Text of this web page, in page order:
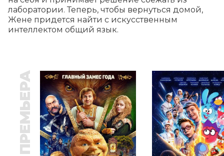
лаборатории. Теперь, чтобы вернуться домой,
Жене придется найти с искусственным
интеллектом общий язык.
ПРЕМЬЕРА